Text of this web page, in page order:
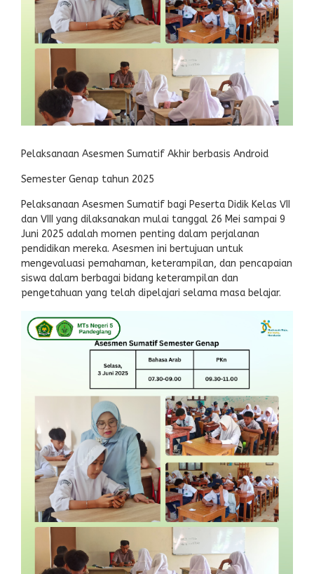
Pelaksanaan Asesmen Sumatif Akhir berbasis Android
Semester Genap tahun 2025
Pelaksanaan Asesmen Sumatif bagi Peserta Didik Kelas VII
dan VIII yang dilaksanakan mulai tanggal 26 Mei sampai 9
Juni 2025 adalah momen penting dalam perjalanan
pendidikan mereka. Asesmen ini bertujuan untuk
mengevaluasi pemahaman, keterampilan, dan pencapaian
siswa dalam berbagai bidang keterampilan dan
pengetahuan yang telah dipelajari selama masa belajar.